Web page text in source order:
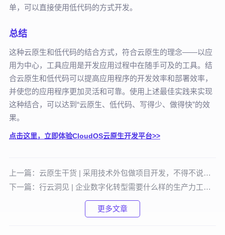
单，可以直接使用低代码的方式开发。
总结
这种云原生和低代码的结合方式，符合云原生的理念——以应
用为中心，工具应用是开发应用过程中在随手可及的工具。结
合云原生和低代码可以提高应用程序的开发效率和部署效率，
并使您的应用程序更加灵活和可靠。使用上述最佳实践来实现
这种结合，可以达到“云原生、低代码、写得少、做得快”的效
果。
点击这里，立即体验CloudOS云原生开发平台>>
上一篇： 云原生干货 | 采用技术外包做项目开发，不得不说的四大注意事项
下一篇： 行云洞见 | 企业数字化转型需要什么样的生产力工具？
更多文章